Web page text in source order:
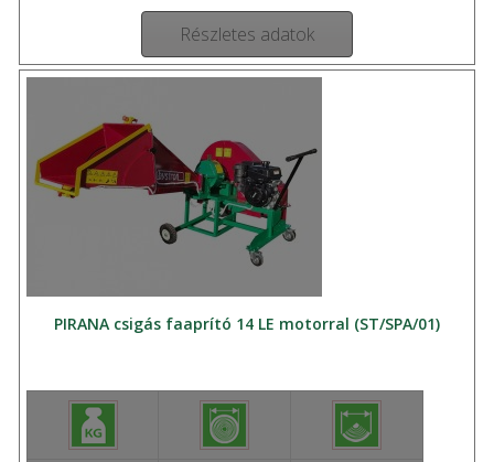
Részletes adatok
PIRANA csigás faaprító 14 LE motorral (ST/SPA/01)